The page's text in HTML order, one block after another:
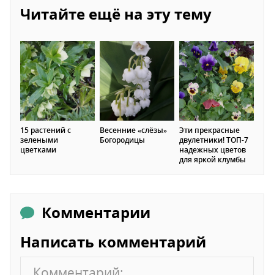
Читайте ещё на эту тему
15 растений с
зелеными
цветками
Весенние «слёзы»
Богородицы
Эти прекрасные
двулетники! ТОП-7
надежных цветов
для яркой клумбы
Комментарии
Написать комментарий